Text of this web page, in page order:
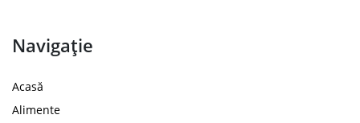
Navigație
Acasă
Alimente